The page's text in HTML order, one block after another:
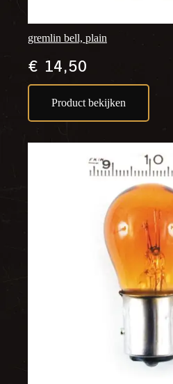
gremlin bell, plain
€14,50
Product bekijken